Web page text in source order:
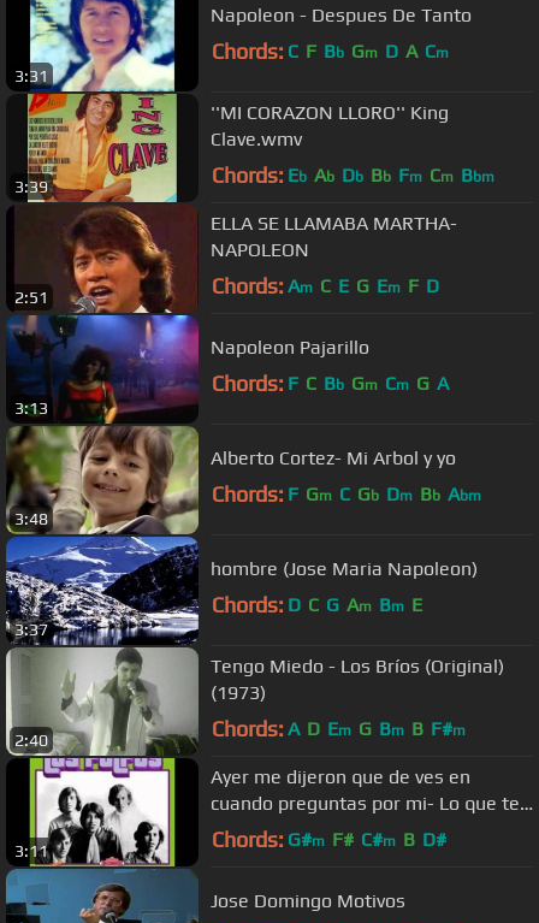
3:31
Napoleon - Despues De Tanto
Chords: C F Bb Gm D A Cm
3:39
''MI CORAZON LLORO'' King
Clave.wmv
Chords: Eb Ab Db Bb Fm Cm Bbm
2:51
ELLA SE LLAMABA MARTHA-
NAPOLEON
Chords: Am C E G Em F D
3:13
Napoleon Pajarillo
Chords: F C Bb Gm Cm G A
3:48
Alberto Cortez- Mi Arbol y yo
Chords: F Gm C Gb Dm Bb Abm
3:37
hombre (Jose Maria Napoleon)
Chords: D C G Am Bm E
2:40
Tengo Miedo - Los Bríos (Original)
(1973)
Chords: A D Em G Bm B F#m
3:11
Ayer me dijeron que de ves en
cuando preguntas por mi- Lo que te
queda - Los pulpos
Chords: G#m F# C#m B D#
Jose Domingo Motivos